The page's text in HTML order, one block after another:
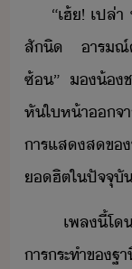
“​เฮ้​!​ ​เปล่
สัิ​ ​ารณ์​ค้
ซ้​”​ ​​้ช
หั​ให้า​
ารแส​ส​ข
ฮิต​ใ​ปัจจุั
เพล​ี้​โ
ารระทำ​ข​